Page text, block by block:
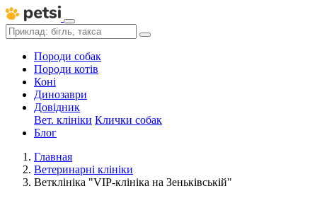
Породи собак
Породи котів
Коні
Динозаври
Довідник
Вет. клініки Клички собак
Блог
Главная
Ветеринарні клініки
Ветклініка "VIP-клініка на Зеньківській"